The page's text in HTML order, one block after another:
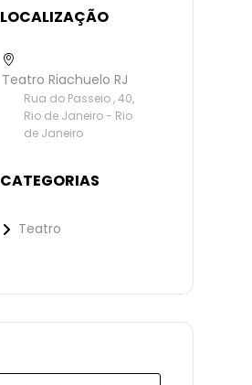
LOCALIZAÇÃO
Teatro Riachuelo RJ
Rua do Passeio , 40,
Rio de Janeiro - Rio
de Janeiro
CATEGORIAS
Teatro